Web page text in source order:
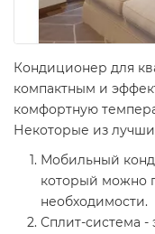
Кондиционер для
компактным и
комфортную
Некоторые из
Мобильный
который можно
необходимости.
Сплит-система -